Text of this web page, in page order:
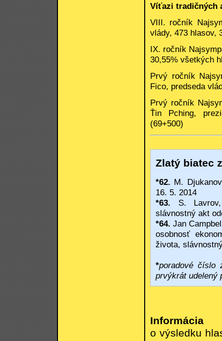
Víťazi tradičných
VIII. ročník
vlády, 473 hlasov,
IX. ročník
30,55% všetkých
Prvý ročník
Fico, predseda
Prvý ročník
Ťin Pching,
(69+500)
Zlatý biatec
*62. M.
16. 5. 2014
*63. S.
slávnostný akt
*64. Jan
osobnosť
života,
*poradové číslo
prvýkrát udelený
Informácia
o výsledku